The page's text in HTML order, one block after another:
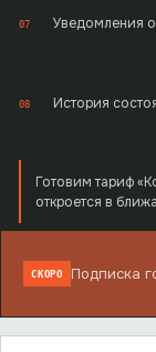
07 Уведомления
08 История
Готовим тариф
откроется в
СКОРО Подписка